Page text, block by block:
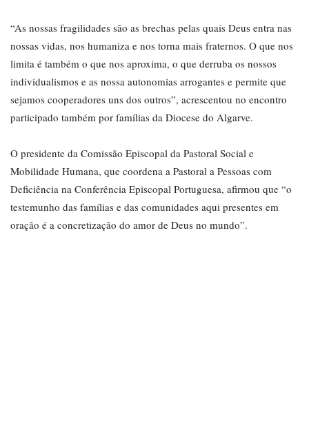
“As nossas fragilidades são as brechas pelas quais Deus entra nas
nossas vidas, nos humaniza e nos torna mais fraternos. O que nos
limita é também o que nos aproxima, o que derruba os nossos
individualismos e as nossa autonomias arrogantes e permite que
sejamos cooperadores uns dos outros”, acrescentou no encontro
participado também por famílias da Diocese do Algarve.
O presidente da Comissão Episcopal da Pastoral Social e
Mobilidade Humana, que coordena a Pastoral a Pessoas com
Deficiência na Conferência Episcopal Portuguesa, afirmou que “o
testemunho das famílias e das comunidades aqui presentes em
oração é a concretização do amor de Deus no mundo”.